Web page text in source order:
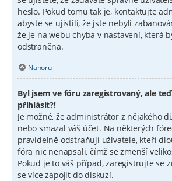
heslo. Pokud tomu tak je, kontaktujte
abyste se ujistili, že jste nebyli
že je na webu chyba v nastavení, která
odstraněna.
Nahoru
Byl jsem ve fóru zaregistrovaný, ale
přihlásit?!
Je možné, že administrátor z nějakého
nebo smazal váš účet. Na některých
pravidelně odstraňují uživatele, kteří
fóra nic nenapsali, čímž se zmenší
Pokud je to váš případ, zaregistrujte se
se více zapojit do diskuzí.